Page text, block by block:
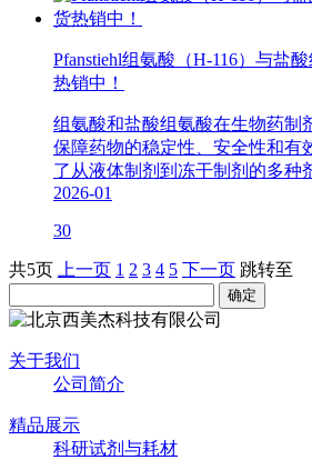
Pfanstiehl组氨酸（H-116）与盐
热销中！
组氨酸和盐酸组氨酸在生物药制
保障药物的稳定性、安全性和有
了从液体制剂到冻干制剂的多种
2026-01
30
共5页 上一页 1 2 3 4 5 下一页 跳转至
关于我们
公司简介
精品展示
科研试剂与耗材